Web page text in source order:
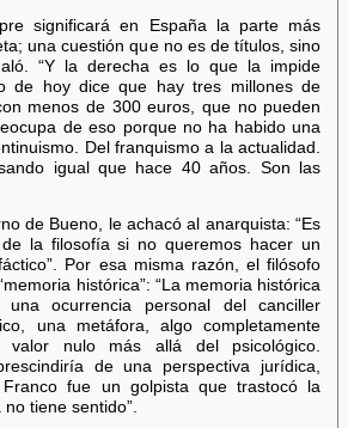
significará en España la parte más
una cuestión que no es de títulos, sino
“Y la derecha es lo que la impide
de hoy dice que hay tres millones de
menos de 300 euros, que no pueden
de eso porque no ha habido una
Del franquismo a la actualidad.
igual que hace 40 años. Son las
de Bueno, le achacó al anarquista: “Es
de la filosofía si no queremos hacer un
Por esa misma razón, el filósofo
histórica”: “La memoria histórica
ocurrencia personal del canciller
una metáfora, algo completamente
valor nulo más allá del psicológico.
de una perspectiva jurídica,
Franco fue un golpista que trastocó la
tiene sentido”.